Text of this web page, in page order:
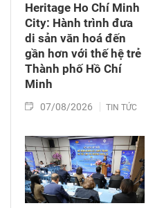
Heritage Ho Chí Minh
City: Hành trình đưa
di sản văn hoá đến
gần hơn với thế hệ trẻ
Thành phố Hồ Chí
Minh
07/08/2026 TIN TỨC